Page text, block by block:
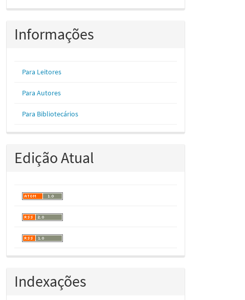
Informações
Para Leitores
Para Autores
Para Bibliotecários
Edição Atual
Indexações